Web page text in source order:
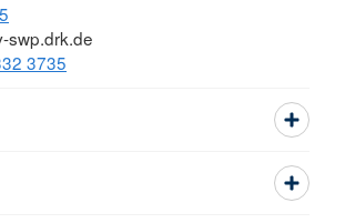
swp.drk.de
3735